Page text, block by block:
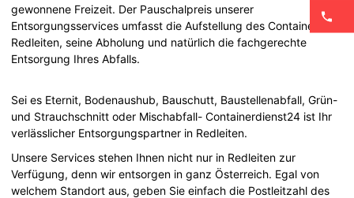
gewonnene Freizeit. Der Pauschalpreis unserer
Entsorgungsservices umfasst die Aufstellung des Containers in
Redleiten, seine Abholung und natürlich die fachgerechte
Entsorgung Ihres Abfalls.
Sei es Eternit, Bodenaushub, Bauschutt, Baustellenabfall, Grün-
und Strauchschnitt oder Mischabfall- Containerdienst24 ist Ihr
verlässlicher Entsorgungspartner in Redleiten.
Unsere Services stehen Ihnen nicht nur in Redleiten zur
Verfügung, denn wir entsorgen in ganz Österreich. Egal von
welchem Standort aus, geben Sie einfach die Postleitzahl des